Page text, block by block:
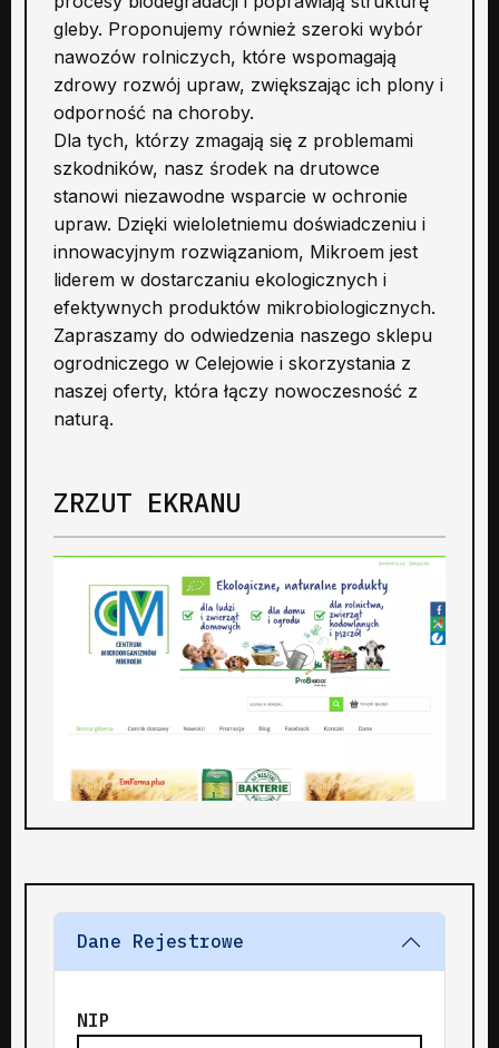
gleby. Proponujemy również szeroki wybór
nawozów rolniczych, które wspomagają
zdrowy rozwój upraw, zwiększając ich plony i
odporność na choroby.
Dla tych, którzy zmagają się z problemami
szkodników, nasz środek na drutowce
stanowi niezawodne wsparcie w ochronie
upraw. Dzięki wieloletniemu doświadczeniu i
innowacyjnym rozwiązaniom, Mikroem jest
liderem w dostarczaniu ekologicznych i
efektywnych produktów mikrobiologicznych.
Zapraszamy do odwiedzenia naszego sklepu
ogrodniczego w Celejowie i skorzystania z
naszej oferty, która łączy nowoczesność z
naturą.
ZRZUT EKRANU
Dane Rejestrowe
NIP